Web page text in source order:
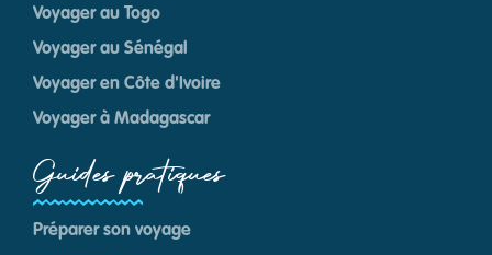
Voyager au Togo
Voyager au Sénégal
Voyager en Côte d'Ivoire
Voyager à Madagascar
Guides pratiques
Préparer son voyage